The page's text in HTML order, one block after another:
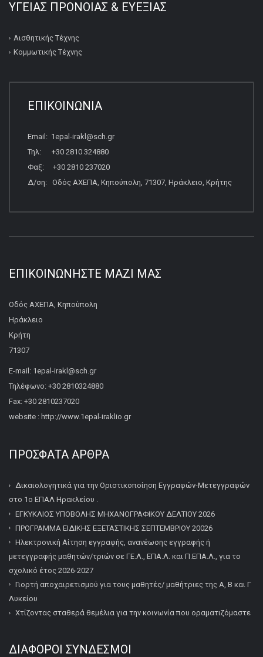
ΥΓΕΙΑΣ ΠΡΟΝΟΙΑΣ & ΕΥΕΞΙΑΣ
Αισθητικής Τέχνης
Κομμωτικής Τέχνης
ΕΠΙΚΟΙΝΩΝΙΑ
Email: 1epal-irakl@sch.gr
Τηλ: +30 2810 324880
Φαξ: +30 2810 237020
Δ/ση: Οδός ΑΧΕΠΑ, Κηπούπολη, 71307, Ηράκλειο, Κρήτης
ΕΠΙΚΟΙΝΩΝΉΣΤΕ ΜΑΖΊ ΜΑΣ
Οδός ΑΧΕΠΑ, Κηπούπολη
Ηράκλειο
Κρήτη
71307
E-mail: 1epal-irakl@sch.gr
Τηλέφωνο: +30 2810324880
Fax: +30 2810237020
website : http://www.1epal-iraklio.gr
ΠΡΌΣΦΑΤΑ ΆΡΘΡΑ
Δικαιολογητικά για την Οριστικοποίηση Εγγραφών-Μετεγγραφών
στο 1ο ΕΠΑΛ Ηρακλείου .
ΕΓΚΥΚΛΙΟΣ ΥΠΟΒΟΛΗΣ ΜΗΧΑΝΟΓΡΑΦΙΚΟΥ ΔΕΛΤΙΟΥ 2026
ΠΡΟΓΡΑΜΜΑ ΕΙΔΙΚΗΣ ΕΞΕΤΑΣΤΙΚΗΣ ΣΕΠΤΕΜΒΡΙΟΥ 20026
Ηλεκτρονική Αίτηση εγγραφής, ανανέωσης εγγραφής ή
μετεγγραφής μαθητών/τριών σε ΓΕ.Λ., ΕΠΑ.Λ. και Π.ΕΠΑ.Λ., για το
σχολικό έτος 2026-2027
Γιορτή αποχαιρετισμού για τους μαθητές/ μαθήτριες της Α, Β και Γ
Λυκείου
Χτίζοντας σταθερά θεμέλια για την κοινωνία που οραματιζόμαστε
ΔΙΆΦΟΡΟΙ ΣΎΝΔΕΣΜΟΙ